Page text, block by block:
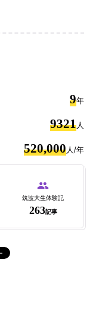
9年
9321人
520,000人/年
筑波大生体験記
263記事